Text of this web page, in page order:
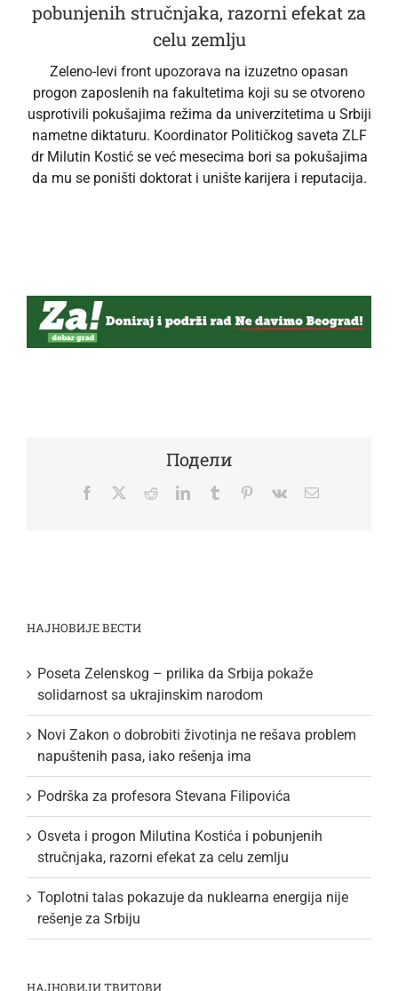
pobunjenih stručnjaka, razorni efekat za
celu zemlju
Zeleno-levi front upozorava na izuzetno opasan
progon zaposlenih na fakultetima koji su se otvoreno
usprotivili pokušajima režima da univerzitetima u Srbiji
nametne diktaturu. Koordinator Političkog saveta ZLF
dr Milutin Kostić se već mesecima bori sa pokušajima
da mu se poništi doktorat i unište karijera i reputacija.
Подели
Facebook
TwitterRedditLinkedInTumblr Pinterest
Vk Email
НАЈНОВИЈЕ ВЕСТИ
Poseta Zelenskog – prilika da Srbija pokaže
solidarnost sa ukrajinskim narodom
Novi Zakon o dobrobiti životinja ne rešava problem
napuštenih pasa, iako rešenja ima
Podrška za profesora Stevana Filipovića
Osveta i progon Milutina Kostića i pobunjenih
stručnjaka, razorni efekat za celu zemlju
Toplotni talas pokazuje da nuklearna energija nije
rešenje za Srbiju
НАЈНОВИЈИ ТВИТОВИ